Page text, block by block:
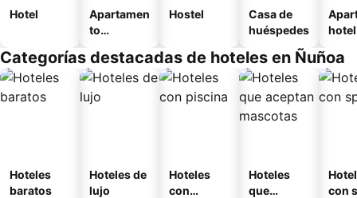
Hotel
Apartamen
to
o
Hostel
Casa de
huéspedes
hotel
Categorías destacadas de hoteles en Ñuñoa
Hoteles
baratos
Hoteles de
lujo
Hoteles
con
Hoteles
que
con